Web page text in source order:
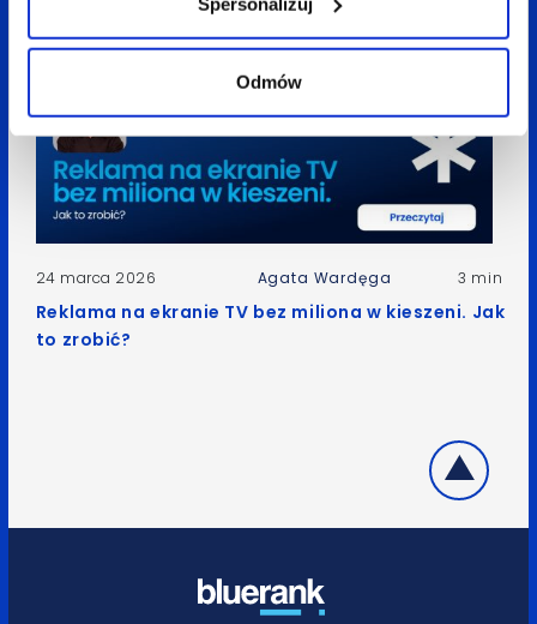
Odmów
24 marca 2026 Agata Wardęga 3 min
Reklama na ekranie TV bez miliona w kieszeni. Jak
to zrobić?